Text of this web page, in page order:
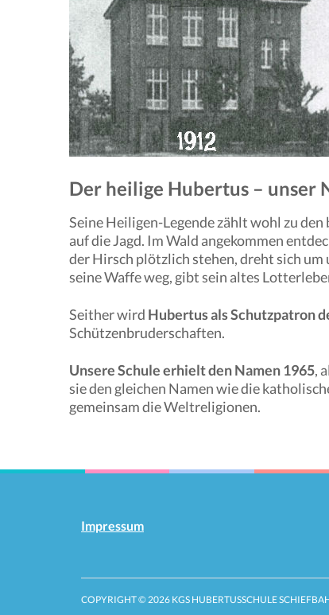
Der heilige Hubertus – unser
Seine Heiligen-Legende zählt wohl zu
auf die Jagd. Im Wald angekommen
der Hirsch plötzlich stehen, dreht sich
seine Waffe weg, gibt sein altes
Seither wird Hubertus als Schutzpatron
Schützenbruderschaften.
Unsere Schule erhielt den Namen 1965,
sie den gleichen Namen wie die
gemeinsam die Weltreligionen.
Impressum
COPYRIGHT © 2026 KGS HUBERTUSSCHULE